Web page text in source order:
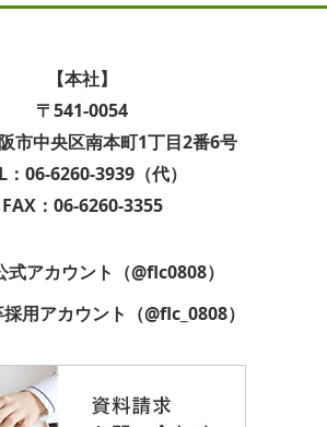
【本社】
〒541-0054
市中央区南本町1丁目2番6号
：06-6260-3939（代）
FAX：06-6260-3355
式アカウント（@flc0808）
用アカウント（@flc_0808）